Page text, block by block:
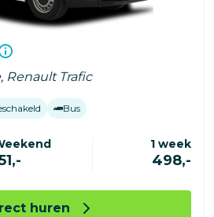
Renault Trafic
Bus
1 week
498,-
huren